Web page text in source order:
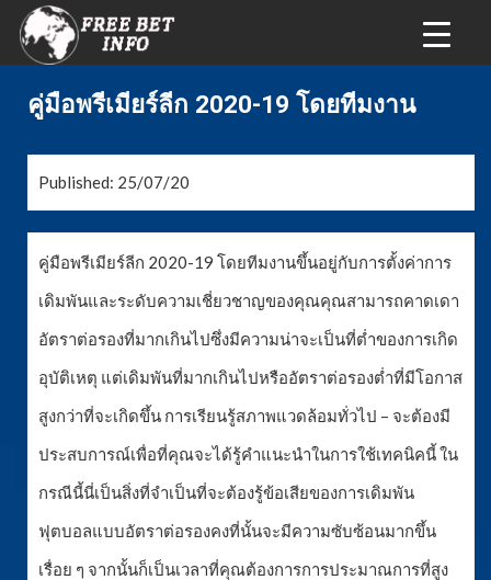
คู่มือพรีเมียร์ลีก 2020-19 โดยทีมงาน
Published: 25/07/20
คู่มือพรีเมียร์ลีก 2020-19 โดยทีมงานขึ้นอยู่กับการตั้งค่าการ
เดิมพันและระดับความเชี่ยวชาญของคุณคุณสามารถคาดเดา
อัตราต่อรองที่มากเกินไปซึ่งมีความน่าจะเป็นที่ต่ำของการเกิด
อุบัติเหตุ แต่เดิมพันที่มากเกินไปหรืออัตราต่อรองต่ำที่มีโอกาส
สูงกว่าที่จะเกิดขึ้น การเรียนรู้สภาพแวดล้อมทั่วไป – จะต้องมี
ประสบการณ์เพื่อที่คุณจะได้รู้คำแนะนำในการใช้เทคนิคนี้ ใน
กรณีนี้นี่เป็นสิ่งที่จำเป็นที่จะต้องรู้ข้อเสียของการเดิมพัน
ฟุตบอลแบบอัตราต่อรองคงที่นั้นจะมีความซับซ้อนมากขึ้น
เรื่อย ๆ จากนั้นก็เป็นเวลาที่คุณต้องการการประมาณการที่สูง